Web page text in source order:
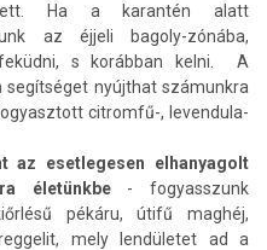
Ha a karantén alatt
az éjjeli bagoly-zónába,
s korábban kelni. A
nyújthat számunkra
citromfű-, levendula-
az esetlegesen elhanyagolt
életünkbe- fogyasszunk
pékáru, útifű maghéj,
mely lendületet ad a